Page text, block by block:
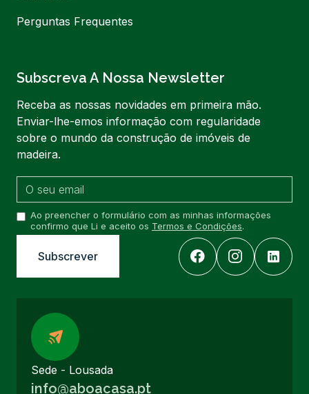
Perguntas Frequentes
Subscreva A Nossa Newsletter
Receba as nossas novidades em primeira mão.
Enviar-lhe-emos informação com regularidade
sobre o mundo da construção de imóveis de
madeira.
Ao preencher o formulário com as minhas informações
confirmo que Li e aceito os Termos e Condições.
Sede - Lousada
info@aboacasa.pt